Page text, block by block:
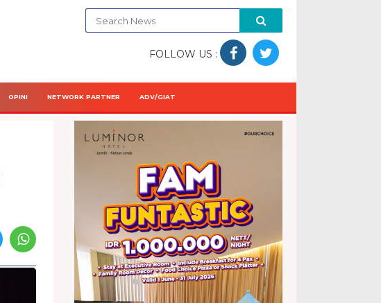
FOLLOW US :
OPINI NETWORK PARTNER ADV/GIAT